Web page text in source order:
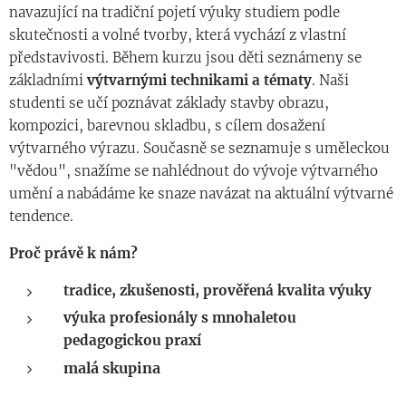
navazující na tradiční pojetí výuky studiem podle
skutečnosti a volné tvorby, která vychází z vlastní
představivosti. Během kurzu jsou děti seznámeny se
základními výtvarnými technikami a tématy. Naši
studenti se učí poznávat základy stavby obrazu,
kompozici, barevnou skladbu, s cílem dosažení
výtvarného výrazu. Současně se seznamuje s uměleckou
"vědou", snažíme se nahlédnout do vývoje výtvarného
umění a nabádáme ke snaze navázat na aktuální výtvarné
tendence.
Proč právě k nám?
tradice, zkušenosti, prověřená kvalita výuky
výuka profesionály s mnohaletou
pedagogickou praxí
malá skupina